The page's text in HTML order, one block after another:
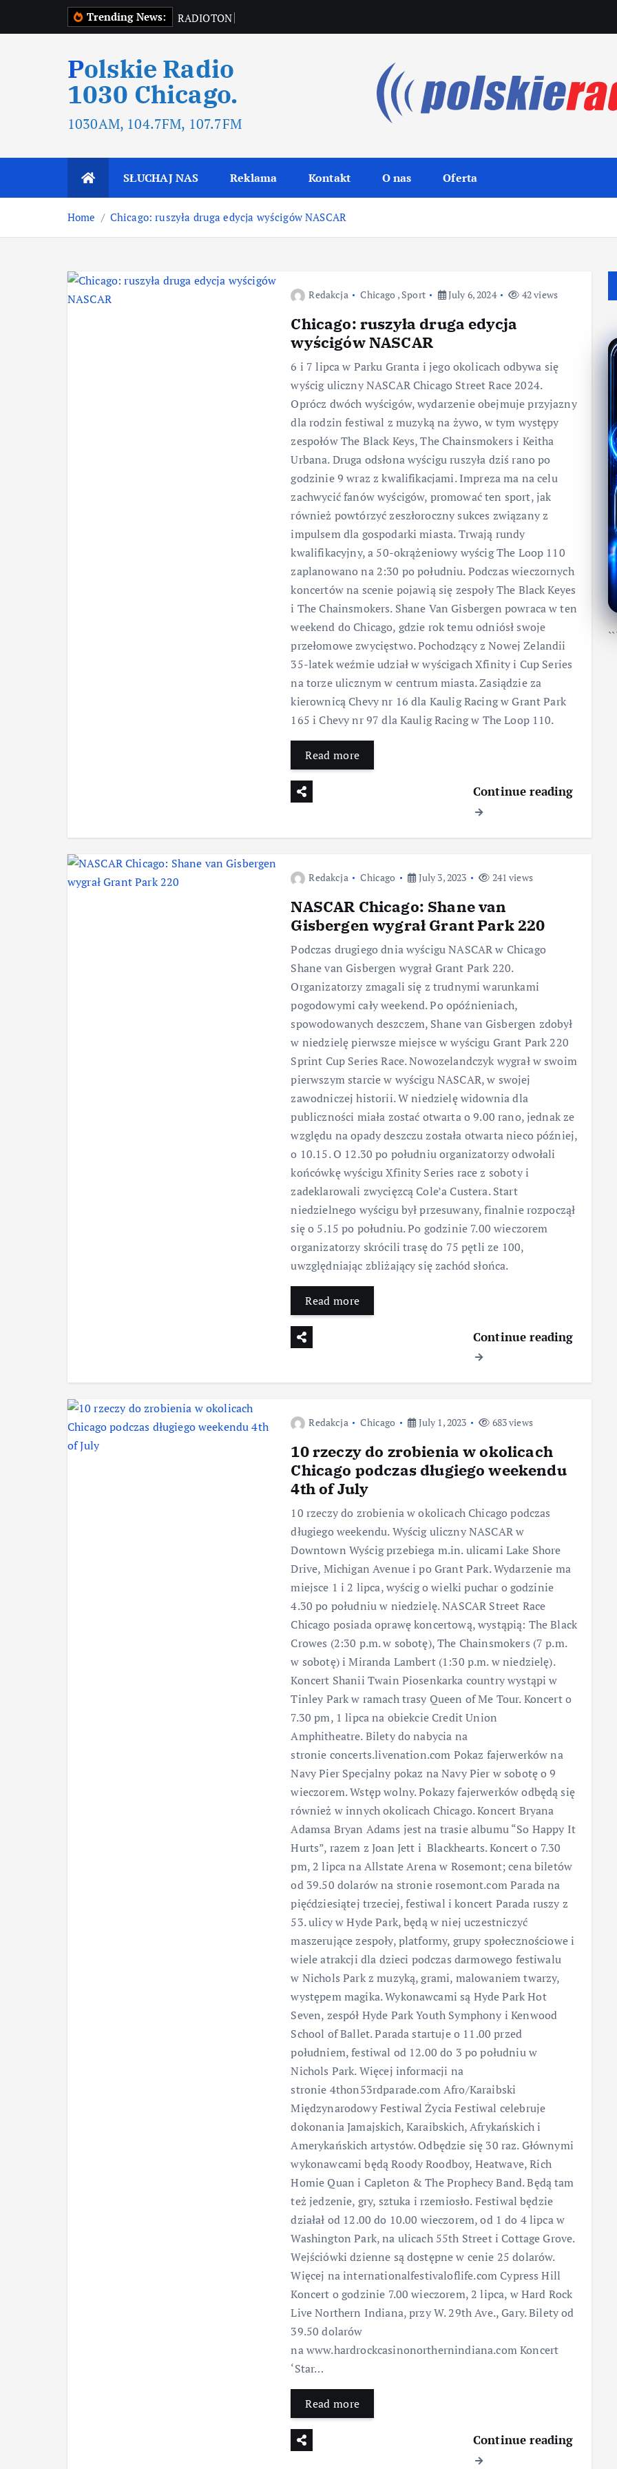
Trending News: RADIOTON
Polskie Radio
1030 Chicago.
1030AM, 104.7FM, 107.7FM
SŁUCHAJ NAS Reklama Kontakt O nas Oferta
Home Chicago: ruszyła druga edycja wyścigów NASCAR
Redakcja Chicago , Sport July 6, 2024 42 views
Chicago: ruszyła druga edycja
wyścigów NASCAR
6 i 7 lipca w Parku Granta i jego okolicach odbywa się
wyścig uliczny NASCAR Chicago Street Race 2024.
Oprócz dwóch wyścigów, wydarzenie obejmuje przyjazny
dla rodzin festiwal z muzyką na żywo, w tym występy
zespołów The Black Keys, The Chainsmokers i Keitha
Urbana. Druga odsłona wyścigu ruszyła dziś rano po
godzinie 9 wraz z kwalifikacjami. Impreza ma na celu
zachwycić fanów wyścigów, promować ten sport, jak
również powtórzyć zeszłoroczny sukces związany z
impulsem dla gospodarki miasta. Trwają rundy
kwalifikacyjny, a 50-okrążeniowy wyścig The Loop 110
zaplanowano na 2:30 po południu. Podczas wieczornych
koncertów na scenie pojawią się zespoły The Black Keyes
i The Chainsmokers. Shane Van Gisbergen powraca w ten
weekend do Chicago, gdzie rok temu odniósł swoje
przełomowe zwycięstwo. Pochodzący z Nowej Zelandii
35-latek weźmie udział w wyścigach Xfinity i Cup Series
na torze ulicznym w centrum miasta. Zasiądzie za
kierownicą Chevy nr 16 dla Kaulig Racing w Grant Park
165 i Chevy nr 97 dla Kaulig Racing w The Loop 110.
Read more
Continue reading
Redakcja Chicago July 3, 2023 241 views
NASCAR Chicago: Shane van
Gisbergen wygrał Grant Park 220
Podczas drugiego dnia wyścigu NASCAR w Chicago
Shane van Gisbergen wygrał Grant Park 220.
Organizatorzy zmagali się z trudnymi warunkami
pogodowymi cały weekend. Po opóźnieniach,
spowodowanych deszczem, Shane van Gisbergen zdobył
w niedzielę pierwsze miejsce w wyścigu Grant Park 220
Sprint Cup Series Race. Nowozelandczyk wygrał w swoim
pierwszym starcie w wyścigu NASCAR, w swojej
zawodniczej historii. W niedzielę widownia dla
publiczności miała zostać otwarta o 9.00 rano, jednak ze
względu na opady deszczu została otwarta nieco później,
o 10.15. O 12.30 po południu organizatorzy odwołali
końcówkę wyścigu Xfinity Series race z soboty i
zadeklarowali zwycięzcą Cole’a Custera. Start
niedzielnego wyścigu był przesuwany, finalnie rozpoczął
się o 5.15 po południu. Po godzinie 7.00 wieczorem
organizatorzy skrócili trasę do 75 pętli ze 100,
uwzględniając zbliżający się zachód słońca.
Read more
Continue reading
Redakcja Chicago July 1, 2023 683 views
10 rzeczy do zrobienia w okolicach
Chicago podczas długiego weekendu
4th of July
10 rzeczy do zrobienia w okolicach Chicago podczas
długiego weekendu. Wyścig uliczny NASCAR w
Downtown Wyścig przebiega m.in. ulicami Lake Shore
Drive, Michigan Avenue i po Grant Park. Wydarzenie ma
miejsce 1 i 2 lipca, wyścig o wielki puchar o godzinie
4.30 po południu w niedzielę. NASCAR Street Race
Chicago posiada oprawę koncertową, wystąpią: The Black
Crowes (2:30 p.m. w sobotę), The Chainsmokers (7 p.m.
w sobotę) i Miranda Lambert (1:30 p.m. w niedzielę).
Koncert Shanii Twain Piosenkarka country wystąpi w
Tinley Park w ramach trasy Queen of Me Tour. Koncert o
7.30 pm, 1 lipca na obiekcie Credit Union
Amphitheatre. Bilety do nabycia na
stronie concerts.livenation.com Pokaz fajerwerków na
Navy Pier Specjalny pokaz na Navy Pier w sobotę o 9
wieczorem. Wstęp wolny. Pokazy fajerwerków odbędą się
również w innych okolicach Chicago. Koncert Bryana
Adamsa Bryan Adams jest na trasie albumu “So Happy It
Hurts”, razem z Joan Jett i Blackhearts. Koncert o 7.30
pm, 2 lipca na Allstate Arena w Rosemont; cena biletów
od 39.50 dolarów na stronie rosemont.com Parada na
pięćdziesiątej trzeciej, festiwal i koncert Parada ruszy z
53. ulicy w Hyde Park, będą w niej uczestniczyć
maszerujące zespoły, platformy, grupy społecznościowe i
wiele atrakcji dla dzieci podczas darmowego festiwalu
w Nichols Park z muzyką, grami, malowaniem twarzy,
występem magika. Wykonawcami są Hyde Park Hot
Seven, zespół Hyde Park Youth Symphony i Kenwood
School of Ballet. Parada startuje o 11.00 przed
południem, festiwal od 12.00 do 3 po południu w
Nichols Park. Więcej informacji na
stronie 4thon53rdparade.com Afro/Karaibski
Międzynarodowy Festiwal Życia Festiwal celebruje
dokonania Jamajskich, Karaibskich, Afrykańskich i
Amerykańskich artystów. Odbędzie się 30 raz. Głównymi
wykonawcami będą Roody Roodboy, Heatwave, Rich
Homie Quan i Capleton & The Prophecy Band. Będą tam
też jedzenie, gry, sztuka i rzemiosło. Festiwal będzie
działał od 12.00 do 10.00 wieczorem, od 1 do 4 lipca w
Washington Park, na ulicach 55th Street i Cottage Grove.
Wejściówki dzienne są dostępne w cenie 25 dolarów.
Więcej na internationalfestivaloflife.com Cypress Hill
Koncert o godzinie 7.00 wieczorem, 2 lipca, w Hard Rock
Live Northern Indiana, przy W. 29th Ave., Gary. Bilety od
39.50 dolarów
na www.hardrockcasinonorthernindiana.com Koncert
‘Star…
Read more
Continue reading